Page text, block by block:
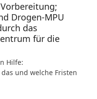
Drogen-MPU
das
für die
Hilfe:
und welche Fristen